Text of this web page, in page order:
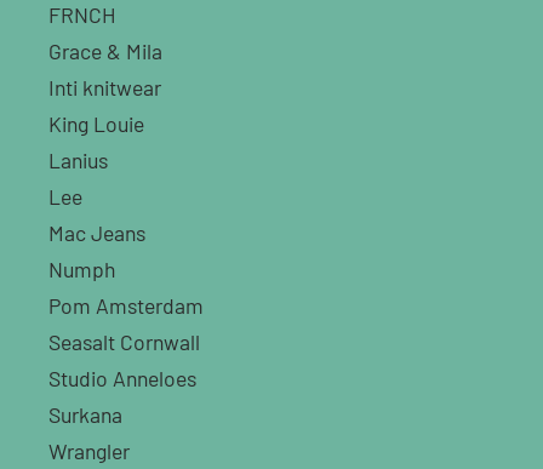
FRNCH
Grace & Mila
Inti knitwear
King Louie
Lanius
Lee
Mac Jeans
Numph
Pom Amsterdam
Seasalt Cornwall
Studio Anneloes
Surkana
Wrangler